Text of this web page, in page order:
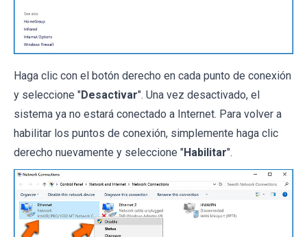
Haga clic con el botón derecho en cada punto de conexión
y seleccione "Desactivar". Una vez desactivado, el
sistema ya no estará conectado a Internet. Para volver a
habilitar los puntos de conexión, simplemente haga clic
derecho nuevamente y seleccione "Habilitar".